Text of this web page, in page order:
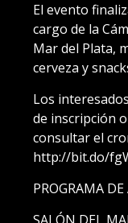
El evento
cargo de la
Mar del Plata,
cerveza y
Los
de inscripción
consultar el
http://bit.do/
PROGRAMA